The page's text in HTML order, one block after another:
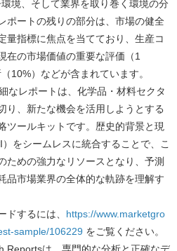
境、そして業界を取り巻く環境の分
ポートの残りの部分は、市場の健全
量指標に焦点を当てており、生産コ
在の市場価値の重要な評価（1
10%）などが含まれています。
なレポートは、化学品・材料セクタ
り、新たな機会を活用しようとする
ツールキットです。歴史的背景と現
をシームレスに統合することで、こ
ための強力なリソースとなり、予測
品市場業界の全体的な軌跡を理解す
ドするには、 https://www.marketgro
sample/106229 をご覧ください。
Reportsは、専門的な分析と正確なデ